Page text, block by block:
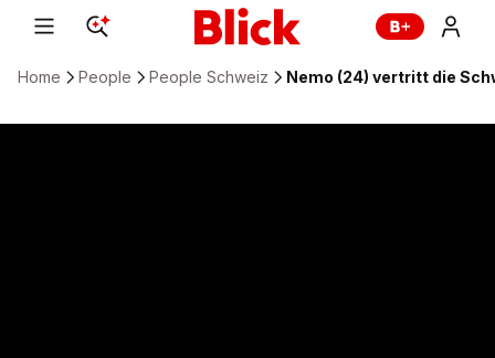
Home People People Schweiz Nemo (24) vertritt die